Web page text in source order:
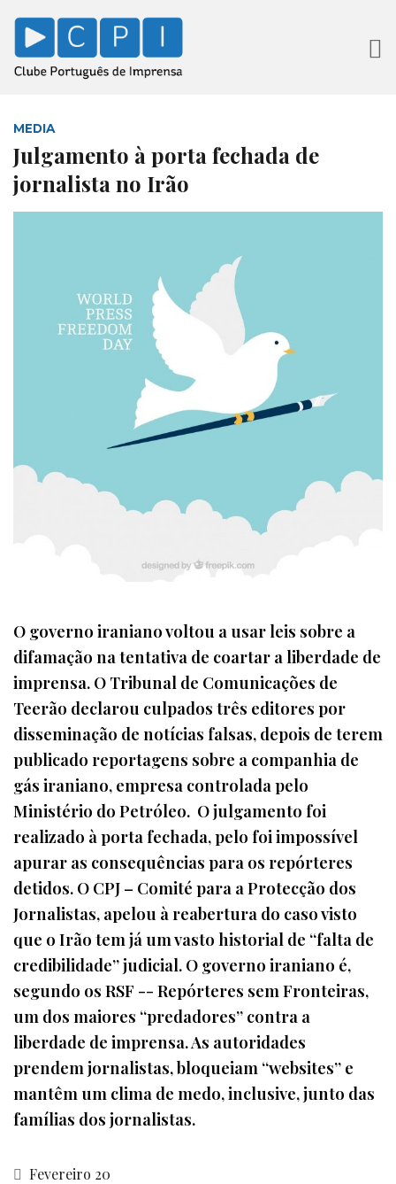
MEDIA
Julgamento à porta fechada de
jornalista no Irão
O governo iraniano voltou a usar leis sobre a
difamação na tentativa de coartar a liberdade de
imprensa. O Tribunal de Comunicações de
Teerão declarou culpados três editores por
disseminação de notícias falsas, depois de terem
publicado reportagens sobre a companhia de
gás iraniano, empresa controlada pelo
Ministério do Petróleo. O julgamento foi
realizado à porta fechada, pelo foi impossível
apurar as consequências para os repórteres
detidos. O CPJ – Comité para a Protecção dos
Jornalistas, apelou à reabertura do caso visto
que o Irão tem já um vasto historial de “falta de
credibilidade” judicial. O governo iraniano é,
segundo os RSF -- Repórteres sem Fronteiras,
um dos maiores “predadores” contra a
liberdade de imprensa. As autoridades
prendem jornalistas, bloqueiam “websites” e
mantêm um clima de medo, inclusive, junto das
famílias dos jornalistas.
Fevereiro 20